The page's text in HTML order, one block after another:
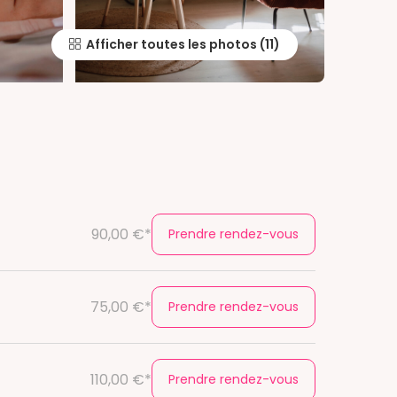
Afficher toutes les photos
90,00 €* Prendre rendez-vous
75,00 €* Prendre rendez-vous
110,00 €* Prendre rendez-vous